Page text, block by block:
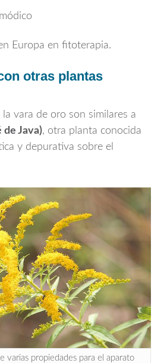
Europa en fitoterapia.
otras plantas
vara de oro son similares a
Java), otra planta conocida
y depurativa sobre el
varias propiedades para el aparato